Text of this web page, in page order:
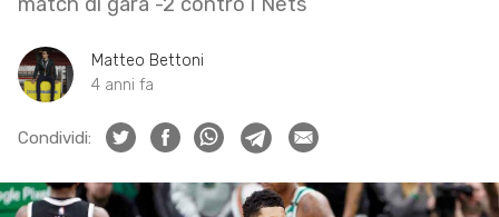
Matteo Bettoni
4 anni fa
Condividi: